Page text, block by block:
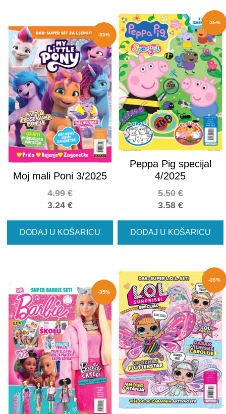
-35%
Moj mali Poni 3/2025
3.24 €
4.99€
DODAJ U KOŠARICU
-35%
Peppa Pig specijal
4/2025
3.58 €
5.50€
DODAJ U KOŠARICU
-35%
-35%